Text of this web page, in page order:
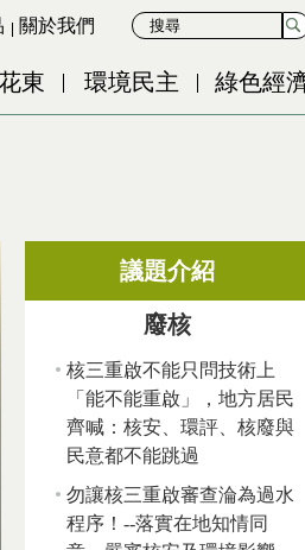
關於我們
東 環境民主 綠色經
議題介紹
廢核
核三重啟不能只問技術上
「能不能重啟」，地方居民
齊喊：核安、環評、核廢與
民意都不能跳過
勿讓核三重啟審查淪為過水
程序！--落實在地知情同